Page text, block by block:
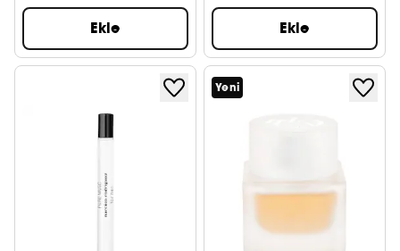
Ekle Ekle
Yeni